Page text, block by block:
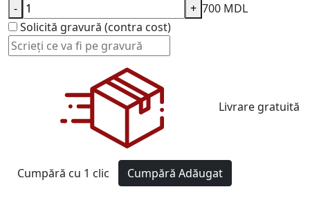
700 MDL
Solicită gravură (contra cost)
- +
Livrare gratuită
Cumpără cu 1 clic Cumpără Adăugat